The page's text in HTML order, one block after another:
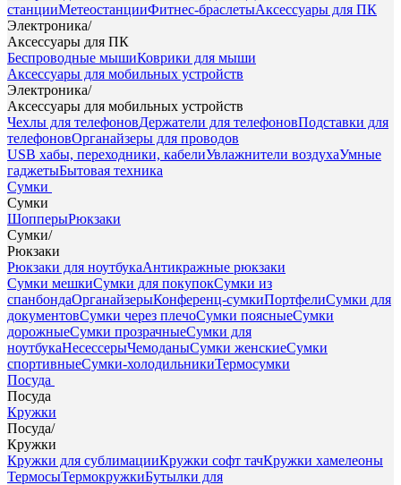
станцииМетеостанцииФитнес-браслетыАксессуары для ПК
Электроника/
Аксессуары для ПК
Беспроводные мышиКоврики для мыши
Аксессуары для мобильных устройств
Электроника/
Аксессуары для мобильных устройств
Чехлы для телефоновДержатели для телефоновПодставки для
телефоновОрганайзеры для проводов
USB хабы, переходники, кабелиУвлажнители воздухаУмные
гаджетыБытовая техника
Сумки
Сумки
ШопперыРюкзаки
Сумки/
Рюкзаки
Рюкзаки для ноутбукаАнтикражные рюкзаки
Сумки мешкиСумки для покупокСумки из
спанбондаОрганайзерыКонференц-сумкиПортфелиСумки для
документовСумки через плечоСумки поясныеСумки
дорожныеСумки прозрачныеСумки для
ноутбукаНесессерыЧемоданыСумки женскиеСумки
спортивныеСумки-холодильникиТермосумки
Посуда
Посуда
Кружки
Посуда/
Кружки
Кружки для сублимацииКружки софт тачКружки хамелеоны
ТермосыТермокружкиБутылки для